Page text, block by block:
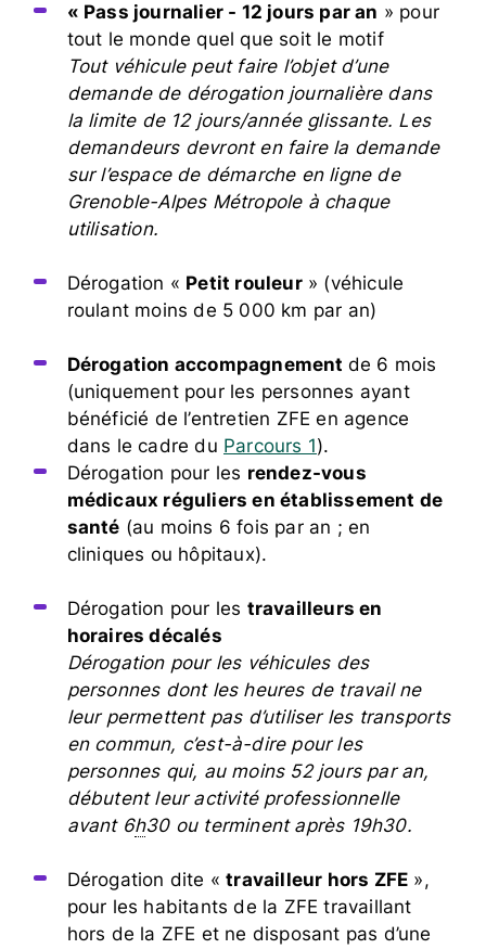
« Pass journalier - 12 jours par an » pour
tout le monde quel que soit le motif
Tout véhicule peut faire l’objet d’une
demande de dérogation journalière dans
la limite de 12 jours/année glissante. Les
demandeurs devront en faire la demande
sur l’espace de démarche en ligne de
Grenoble-Alpes Métropole à chaque
utilisation.
Dérogation « Petit rouleur» (véhicule
roulant moins de 5 000 km par an)
Dérogation accompagnement de 6 mois
(uniquement pour les personnes ayant
bénéficié de l’entretien ZFE en agence
dans le cadre du Parcours 1).
Dérogation pour les rendez-vous
médicaux réguliers en établissement de
santé (au moins 6 fois par an ; en
cliniques ou hôpitaux).
Dérogation pour les travailleurs en
horaires décalés
Dérogation pour les véhicules des
personnes dont les heures de travail ne
leur permettent pas d’utiliser les transports
en commun, c’est-à-dire pour les
personnes qui, au moins 52 jours par an,
débutent leur activité professionnelle
avant 6h30 ou terminent après 19h30.
Dérogation dite «travailleur hors ZFE »,
pour les habitants de la ZFE travaillant
hors de la ZFE et ne disposant pas d’une